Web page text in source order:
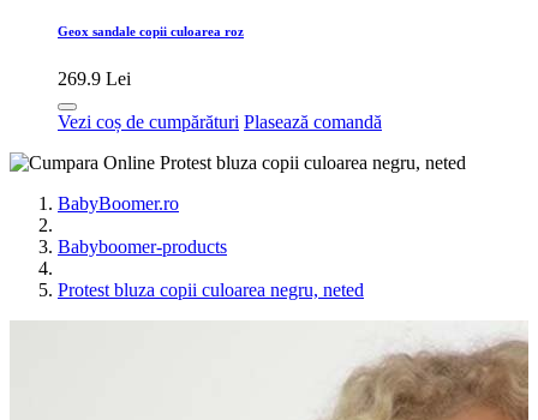
Geox sandale copii culoarea roz
269.9 Lei
Vezi coș de cumpărături Plasează comandă
BabyBoomer.ro
Babyboomer-products
Protest bluza copii culoarea negru, neted